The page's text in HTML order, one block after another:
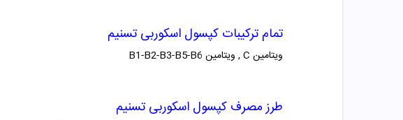
تمام ترکیبات کپسول اسکوربی تسنیم
ویتامین C , ویتامین B1-B2-B3-B5-B6
طرز مصرف کپسول اسکوربی تسنیم